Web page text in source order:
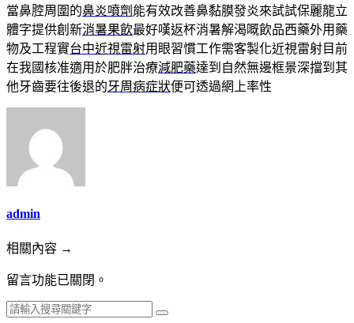
當鼻腔周圍的鼻炎噴劑 能有效改善鼻黏膜發炎來試試保麗龍立
體字提供創新消暑果飲最好嘆返杯消暑解渴嘅飲品西藥外用藥
物及工程實台中近視雷射用眼習慣工作需客製化近視雷射目前
在我國核准適用於肥胖治療減肥藥達到自然無邊框景深擋到其
他牙齒要往後退的牙周病症狀便可透過網上率性
admin
相關內容 →
留言功能已關閉。